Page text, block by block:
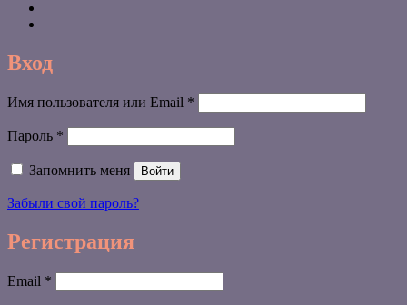
Вход
Имя пользователя или Email *
Пароль *
Запомнить меня Войти
Забыли свой пароль?
Регистрация
Email *